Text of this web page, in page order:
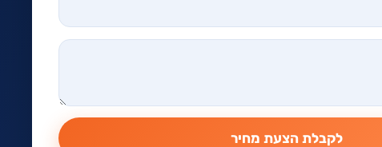
לקבלת הצעת מחיר